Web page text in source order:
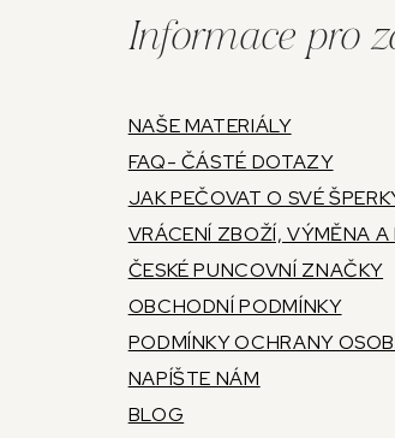
Informace pro
NAŠE MATERIÁLY
FAQ- ČÁSTÉ DOTAZY
JAK PEČOVAT O SVÉ
VRÁCENÍ ZBOŽÍ, VÝMĚNA A
ČESKÉ PUNCOVNÍ ZNAČKY
OBCHODNÍ PODMÍNKY
PODMÍNKY OCHRANY
NAPÍŠTE NÁM
BLOG